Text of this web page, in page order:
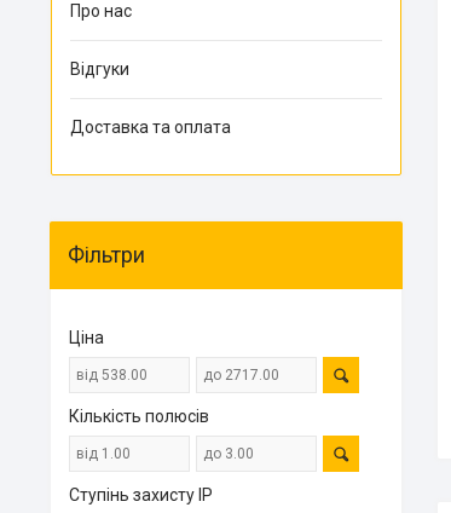
Про нас
Відгуки
Доставка та оплата
Фільтри
Ціна
Кількість полюсів
Ступінь захисту IP